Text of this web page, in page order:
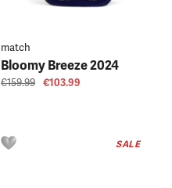
match
Bloomy Breeze 2024
€159.99 €103.99
SALE